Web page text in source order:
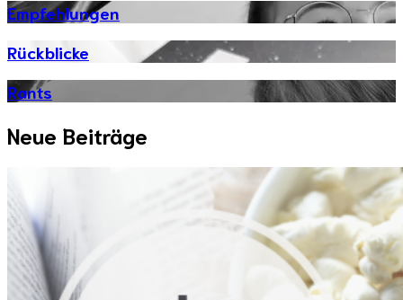
Empfehlungen
Rückblicke
Rants
Neue Beiträge